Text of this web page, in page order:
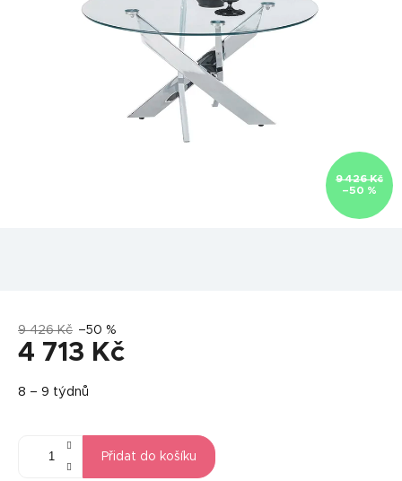
9 426 Kč
–50 %
9 426 Kč –50 %
4 713 Kč
cena:
8 – 9 týdnů
Přidat do košíku